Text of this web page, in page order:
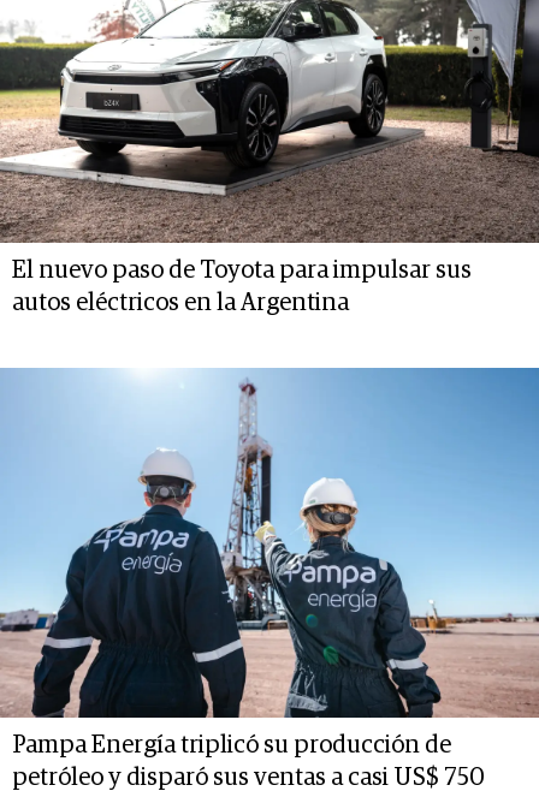
El nuevo paso de Toyota para impulsar sus
autos eléctricos en la Argentina
Pampa Energía triplicó su producción de
petróleo y disparó sus ventas a casi US$ 750